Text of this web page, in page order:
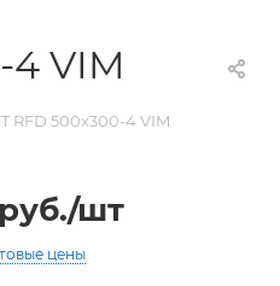
VIM
RFD 500х300-4 VIM
руб./шт
цены